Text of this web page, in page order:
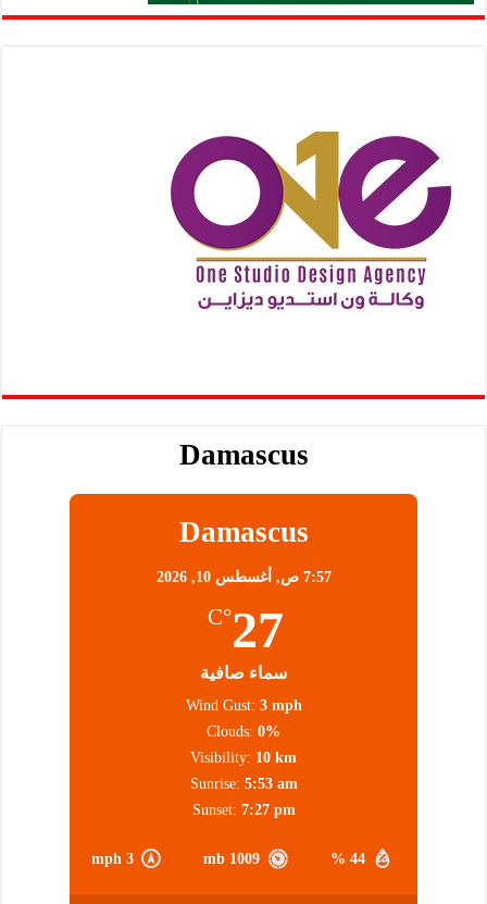
Damascus
Damascus
7:57 ص, أغسطس 10, 2026
27
°C
سماء صافية
44 %
1009 mb
3 mph
Wind Gust: 3 mph
Clouds: 0%
Visibility: 10 km
Sunrise: 5:53 am
Sunset: 7:27 pm